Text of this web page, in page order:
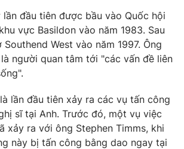
Podcast
Infographic
lần đầu tiên được bầu vào Quốc hội
vực Basildon vào năm 1983. Sau
West vào năm 1997. Ông
người quan tâm tới "các vấn đề liên
sống".
lần đầu tiên xảy ra các vụ tấn công
sĩ tại Anh. Trước đó, một vụ việc
xảy ra với ông Stephen Timms, khi
này bị tấn công bằng dao ngay tại